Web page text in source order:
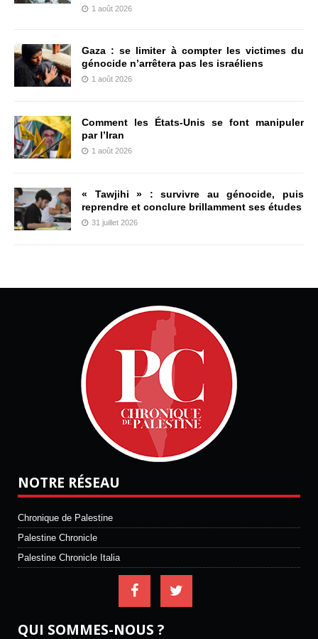
1 août 2026
Gaza : se limiter à compter les victimes du
génocide n’arrêtera pas les israéliens
1 août 2026
Comment les États-Unis se font manipuler
par l’Iran
1 août 2026
« Tawjihi » : survivre au génocide, puis
reprendre et conclure brillamment ses études
31 juillet 2026
NOTRE RÉSEAU
Chronique de Palestine
Palestine Chronicle
Palestine Chronicle Italia
QUI SOMMES-NOUS ?